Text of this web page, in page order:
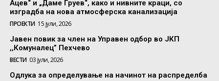
Ацев“ и „Даме Груев“, како и нивните краци, со
изградба на нова атмосферска канализација
ПРОЕКТИ 15 јули, 2026
Јавен повик за член на Управен одбор во ЈКП
,,Комуналец” Пехчево
ВЕСТИ 03 јули, 2026
Одлука за определување на начинот на распределба